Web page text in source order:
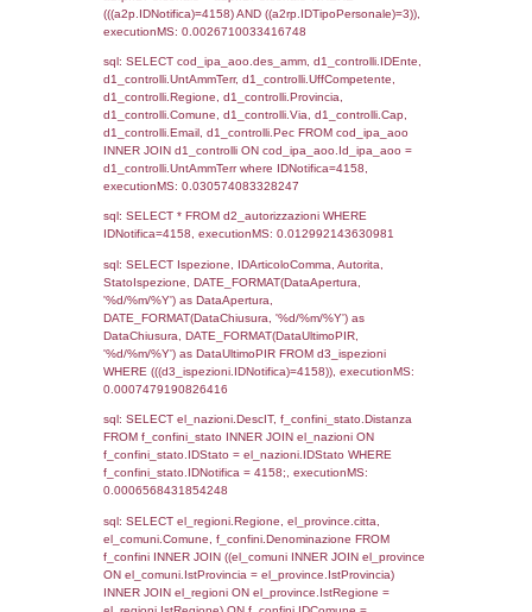
sql: SELECT `tablename`, `userlevelid`,
`userlevelpermissions` WHERE `userlevelid`
executionMS: 0.0010349750518799
sql: SELECT a1.RagioneSociale,
localita, el_prov.citta AS provincia,
DATE(n.DataInvioNotifica) as
n.FileNotificaZip, n.DataFileNotificaZip
LEFT JOIN infostabilimento i ON
a1.CodiceUnivoco = n.CodiceUnivoco LEFT
el_comuni AS el_com ON a1.ComuneStab =
el_com.IstComune LEFT JOIN el_province
a1.ProvinciaStab = el_prov.IstProvincia
n.IDNotifica = 4158;, executionMS:
sql: SELECT a1_stabilimento.*,
ComuneST, el_province.citta as
el_regioni.Regione as RegioneST,
as ComuneSL, el_province_1.citta as
el_regioni_1.Regione as RegioneSL FROM
(((((a1_stabilimento LEFT JOIN el_comuni
a1_stabilimento.ComuneStab =